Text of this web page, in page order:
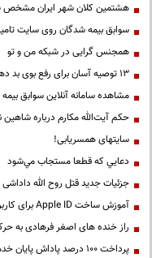
هشتمین کلان شهر ایران
سوابق بیمه شدگان روی سایت
همجنس گرایی در شبکه من و تو
13 توصیه آسان برای رفع بوی بد دهان
مشاهده سامانه آنلاين سوابق بیمه
حكم آيت‌الله مكارم درباره
سایتهای همسریابی!
دعايي كه قطعا مستجاب مي‌شود
جزئیات جدید قتل روح الله داداشی
آموزش ساخت Apple ID برای کاربران ایرانی
راز خنده های اصغر فرهادی به
پرداخت ۱۰۰ درصد پاداش پایان خدمت فرهنگیان